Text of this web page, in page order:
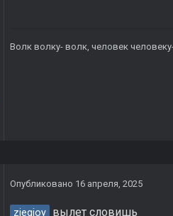
Волк волку- волк, человек
Опубликовано 16 апреля, 2025
ziegjoy вылет словишь